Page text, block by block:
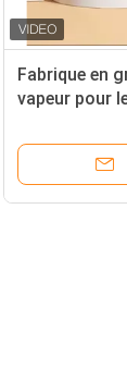
Fabrique en
vapeur pour
l'eau Spray
de chat